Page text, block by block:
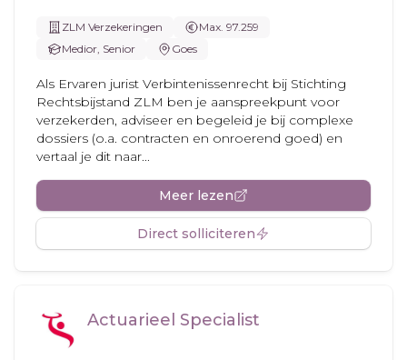
ZLM Verzekeringen
Max. 97.259
Medior, Senior
Goes
Als Ervaren jurist Verbintenissenrecht bij Stichting
Rechtsbijstand ZLM ben je aanspreekpunt voor
verzekerden, adviseer en begeleid je bij complexe
dossiers (o.a. contracten en onroerend goed) en
vertaal je dit naar...
Meer lezen
Direct solliciteren
Actuarieel Specialist